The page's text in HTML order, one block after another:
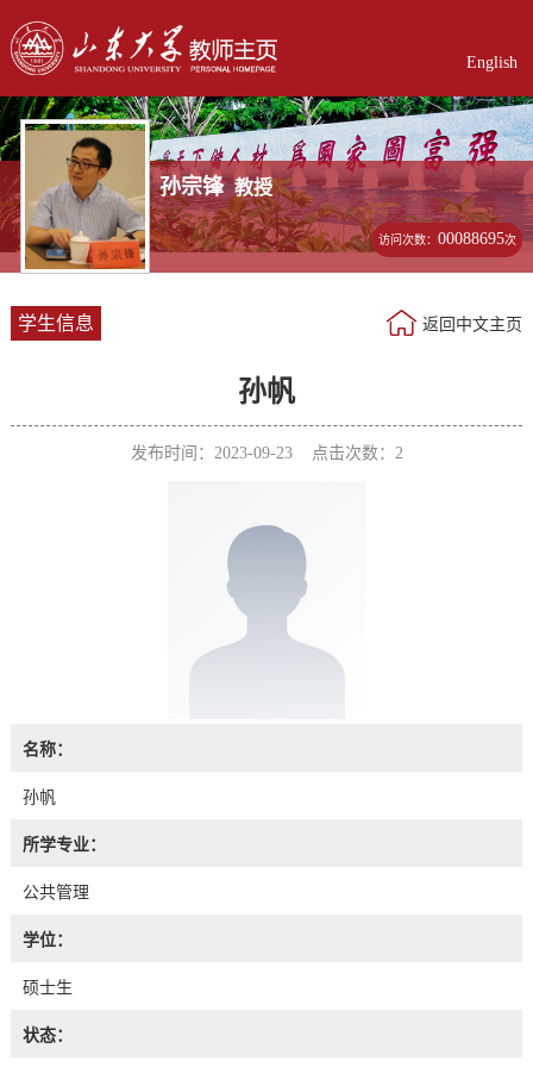
English
孙宗锋 教授
访问次数：00088695次
学生信息 返回中文主页
孙帆
发布时间：2023-09-23 点击次数： 2
名称：
孙帆
所学专业：
公共管理
学位：
硕士生
状态：